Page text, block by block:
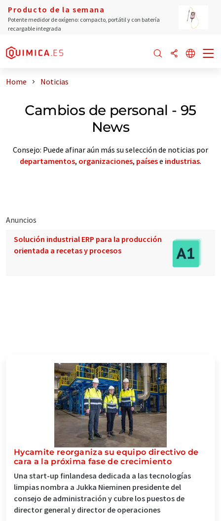
Producto de la semana
Potente medidor de oxígeno: compacto, portátil y con batería
recargable integrada
Home Noticias
Cambios de personal - 95
News
Consejo: Puede afinar aún más su selección de noticias por
departamentos, organizaciones, paísese industrias.
Anuncios
Solución industrial ERP para la producción
orientada a recetas y procesos
Hycamite reorganiza su equipo directivo de
cara a la próxima fase de crecimiento
Una start-up finlandesa dedicada a las tecnologías
limpias nombra a Jukka Nieminen presidente del
consejo de administración y cubre los puestos de
director general y director de operaciones